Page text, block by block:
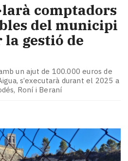
comptadors
del municipi
gestió de
un ajut de 100.000 euros de
s’executarà durant el 2025 a
Roní i Beraní